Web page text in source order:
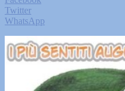
Twitter
WhatsApp